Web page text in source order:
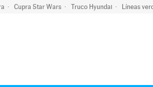
Cupra Star Wars Truco Hyundai Líneas